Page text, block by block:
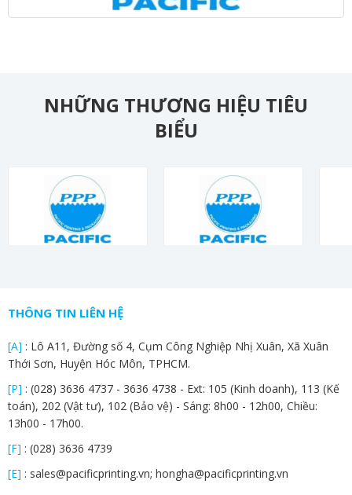
NHỮNG THƯƠNG HIỆU TIÊU
BIỂU
THÔNG TIN LIÊN HỆ
[A] : Lô A11, Đường số 4, Cụm Công Nghiệp Nhị Xuân, Xã Xuân
Thới Sơn, Huyện Hóc Môn, TPHCM.
[P] : (028) 3636 4737 - 3636 4738 - Ext: 105 (Kinh doanh), 113 (Kế
toán), 202 (Vật tư), 102 (Bảo vệ) - Sáng: 8h00 - 12h00, Chiều:
13h00 - 17h00.
[F] : (028) 3636 4739
[E] : sales@pacificprinting.vn; hongha@pacificprinting.vn